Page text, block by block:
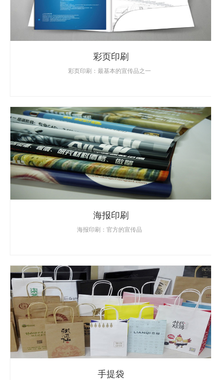
彩页印刷
彩页印刷：最基本的宣传品之一
海报印刷
海报印刷：官方的宣传品
手提袋